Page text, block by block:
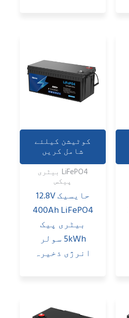
کوٹیشن کیلئے
شامل کریں
LiFePO4 بیٹری
پیکس
حايسيک 12.8V
400Ah LiFePO4
بیٹری پیک
5kWh سولر
انرژی ذخیرہ